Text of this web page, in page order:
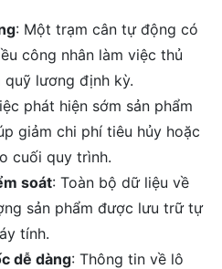
: Một trạm cân tự động có
công nhân làm việc thủ
lương định kỳ.
phát hiện sớm sản phẩm
giảm chi phí tiêu hủy hoặc
cuối quy trình.
soát: Toàn bộ dữ liệu về
sản phẩm được lưu trữ tự
tính.
dễ dàng: Thông tin về lô